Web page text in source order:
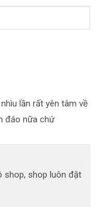
lần rất yên tâm về
đáo nữa chứ
shop, shop luôn đặt